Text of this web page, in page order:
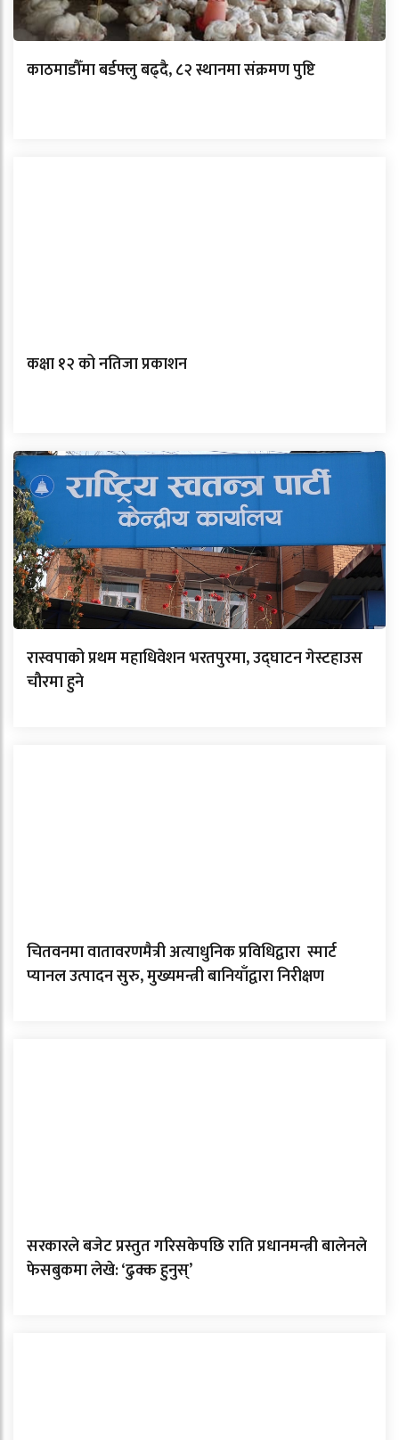
काठमाडौँमा बर्डफ्लु बढ्दै, ८२ स्थानमा संक्रमण पुष्टि
कक्षा १२ को नतिजा प्रकाशन
रास्वपाको प्रथम महाधिवेशन भरतपुरमा, उद्घाटन गेस्टहाउस
चौरमा हुने
चितवनमा वातावरणमैत्री अत्याधुनिक प्रविधिद्वारा स्मार्ट
प्यानल उत्पादन सुरु, मुख्यमन्त्री बानियाँद्वारा निरीक्षण
सरकारले बजेट प्रस्तुत गरिसकेपछि राति प्रधानमन्त्री बालेनले
फेसबुकमा लेखे: ‘ढुक्क हुनुस्’